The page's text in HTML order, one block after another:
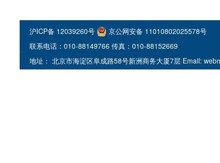
沪ICP备 12039260号
京公网安备 11010802025578号
联系电话：010-88149766 传真：010-88152669
地址： 北京市海淀区阜成路58号新洲商务大厦7层 Email: